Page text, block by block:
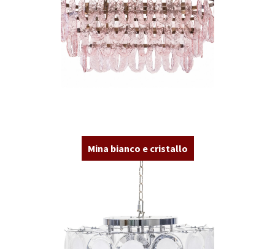
Mina bianco e cristallo